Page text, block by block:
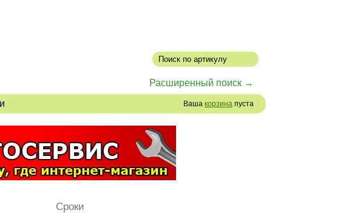
Расширенный поиск →
Ваша корзина пуста
Сроки